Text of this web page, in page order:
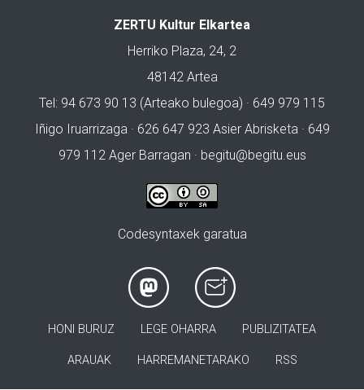
ZERTU Kultur Elkartea
Herriko Plaza, 24, 2
48142 Artea
Tel: 94 673 90 13 (Arteako bulegoa) · 649 979 115
Iñigo Iruarrizaga · 626 647 923 Asier Abrisketa · 649
979 112 Ager Barragan · begitu@begitu.eus
Codesyntaxek garatua
HONI BURUZ LEGE OHARRA PUBLIZITATEA
ARAUAK HARREMANETARAKO RSS